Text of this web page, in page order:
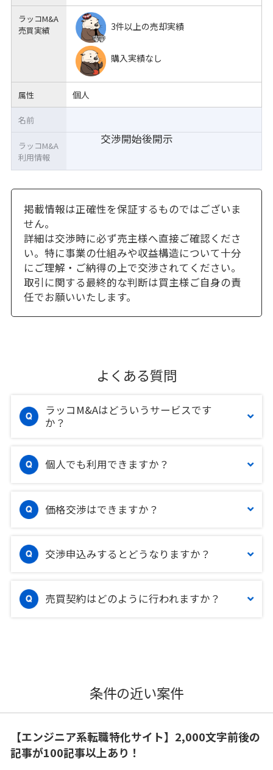
ラッコM&A
売買実績
3件以上の売却実績
購入実績なし
属性 個人
交渉開始後開示
名前
ラッコM&A
利用情報
掲載情報は正確性を保証するものではございま
せん。
詳細は交渉時に必ず売主様へ直接ご確認くださ
い。特に事業の仕組みや収益構造について十分
にご理解・ご納得の上で交渉されてください。
取引に関する最終的な判断は買主様ご自身の責
任でお願いいたします。
よくある質問
ラッコM&Aはどういうサービスです
か？
個人でも利用できますか？
価格交渉はできますか？
交渉申込みするとどうなりますか？
売買契約はどのように行われますか？
条件の近い案件
【エンジニア系転職特化サイト】2,000文字前後の
記事が100記事以上あり！